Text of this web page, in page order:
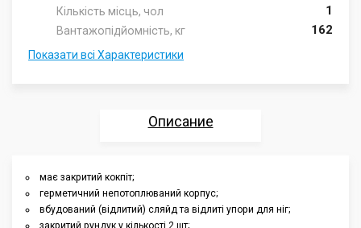
Кількість місць, чол 1
Вантажопідйомність, кг 162
Показати всі Характеристики
Описание
Отзывы
має закритий кокпіт;
герметичний непотоплюваний корпус;
вбудований (відлитий) сляйд та відлиті упори для ніг;